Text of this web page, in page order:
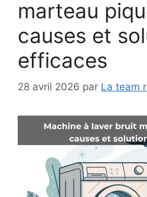
marteau
causes et
efficaces
28 avril 2026 par La team